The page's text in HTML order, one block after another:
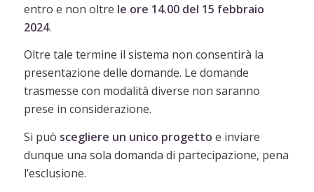
entro e non oltre le ore 14.00 del 15 febbraio
2024.
Oltre tale termine il sistema non consentirà la
presentazione delle domande. Le domande
trasmesse con modalità diverse non saranno
prese in considerazione.
Si può scegliere un unico progetto e inviare
dunque una sola domanda di partecipazione, pena
l’esclusione.